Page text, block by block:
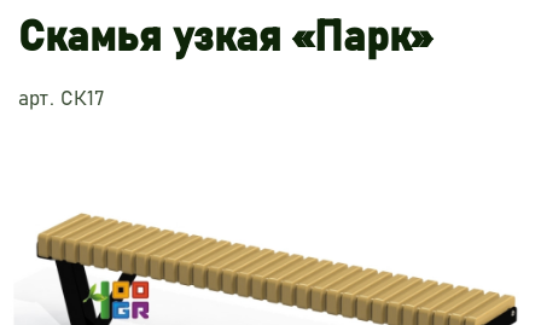
Скамья узкая «Парк»
арт. СК17